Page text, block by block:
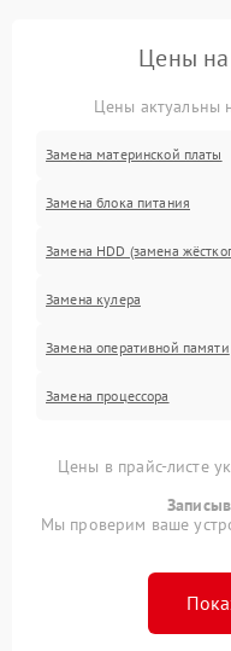
Цены на
Цены актуальны
Замена материнской платы
Замена блока питания
Замена HDD (замена
Замена кулера
Замена оперативной памяти
Замена процессора
Цены в прайс-листе
Мы проверим ваше